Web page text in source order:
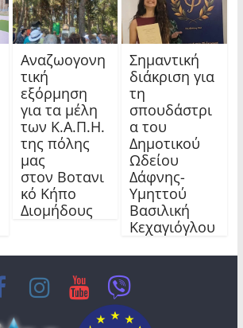
Αναζωογονη
τική
εξόρμηση
για τα μέλη
των Κ.Α.Π.Η.
της πόλης
μας
στον Βοτανι
κό Κήπο
Διομήδους
Σημαντική
διάκριση για
τη
σπουδάστρι
α του
Δημοτικού
Ωδείου
Δάφνης-
Υμηττού
Βασιλική
Κεχαγιόγλου